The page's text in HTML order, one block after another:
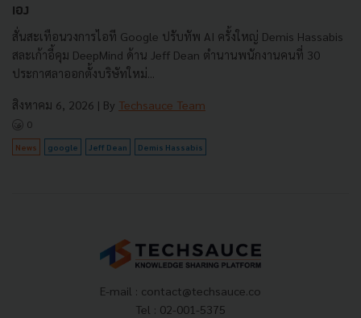
เอง
สั่นสะเทือนวงการไอที Google ปรับทัพ AI ครั้งใหญ่ Demis Hassabis
สละเก้าอี้คุม DeepMind ด้าน Jeff Dean ตำนานพนักงานคนที่ 30
ประกาศลาออกตั้งบริษัทใหม่...
สิงหาคม 6, 2026 | By Techsauce Team
0
News google Jeff Dean Demis Hassabis
E-mail : contact@techsauce.co
Tel : 02-001-5375